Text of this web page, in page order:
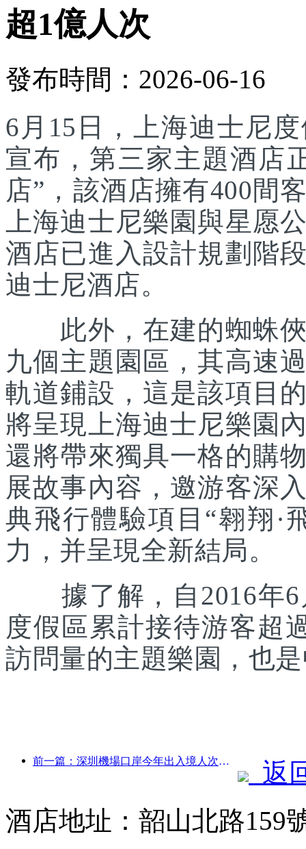
超1億人次
發布時間：2026-06-16
6月15日，上海迪士尼
宣布，第三家主題酒店
店”，該酒店擁有400間
上海迪士尼樂園與星愿
酒店已進入設計規劃階
迪士尼酒店。
此外，在建的蜘蛛俠
九個主題園區，其高速
軌道鋪設，這是該項目
將呈現上海迪士尼樂園
還將帶來獨具一格的購
展故事內容，邀游客深
典飛行體驗項目“翱翔·
力，并呈現全新結局。
據了解，自2016年6
度假區累計接待游客超
訪問量的主題樂園，也
前一篇：深圳機場口岸今年出入境人次突破300萬，創歷史同期新高
返
酒店地址：韶山北路159